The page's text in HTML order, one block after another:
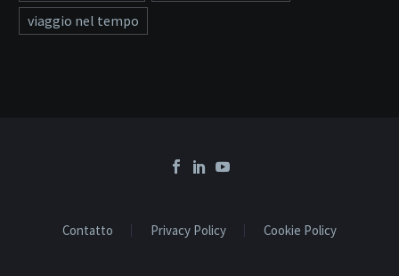
viaggio nel tempo
Contatto Privacy Policy Cookie Policy